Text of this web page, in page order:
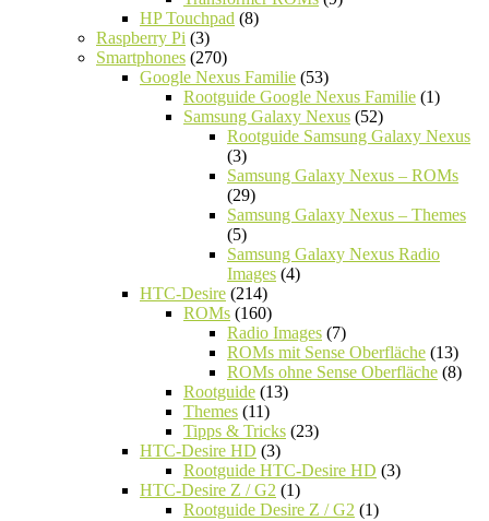
HP Touchpad (8)
Raspberry Pi (3)
Smartphones (270)
Google Nexus Familie (53)
Rootguide Google Nexus Familie (1)
Samsung Galaxy Nexus (52)
Rootguide Samsung Galaxy Nexus
(3)
Samsung Galaxy Nexus – ROMs
(29)
Samsung Galaxy Nexus – Themes
(5)
Samsung Galaxy Nexus Radio
Images (4)
HTC-Desire (214)
ROMs (160)
Radio Images (7)
ROMs mit Sense Oberfläche (13)
ROMs ohne Sense Oberfläche (8)
Rootguide (13)
Themes (11)
Tipps & Tricks (23)
HTC-Desire HD (3)
Rootguide HTC-Desire HD (3)
HTC-Desire Z / G2 (1)
Rootguide Desire Z / G2 (1)